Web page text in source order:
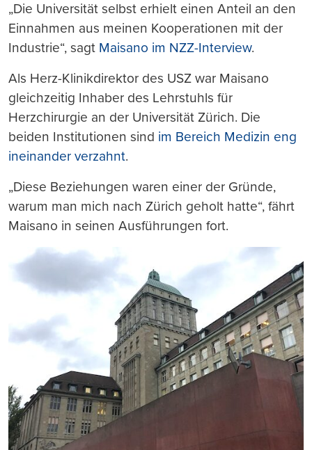
„Die Universität selbst erhielt einen Anteil an den
Einnahmen aus meinen Kooperationen mit der
Industrie“, sagt Maisano im NZZ-Interview.
Als Herz-Klinikdirektor des USZ war Maisano
gleichzeitig Inhaber des Lehrstuhls für
Herzchirurgie an der Universität Zürich. Die
beiden Institutionen sind im Bereich Medizin eng
ineinander verzahnt.
„Diese Beziehungen waren einer der Gründe,
warum man mich nach Zürich geholt hatte“, fährt
Maisano in seinen Ausführungen fort.